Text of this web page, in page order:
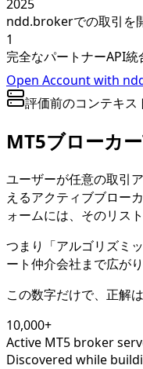
2025
ndd.brokerでの取引を
1
完全なパートナーAPI
Open Account with
評価前のコンテキス
MT5ブローカ
ユーザーが任意の取引
えるアクティブブロー
ォームには、そのリス
つまり「アルゴリズミ
ート仲介会社まで広が
この数字だけで、正解
10,000+
Active MT5 broker
Discovered while